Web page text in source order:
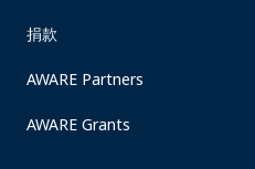
捐款
AWARE Partners
AWARE Grants